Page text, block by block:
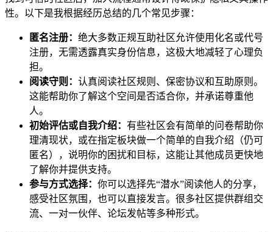
性。以下是我根据经历总结的几个常见步骤：
匿名注册： 绝大多数正规互助社区允许使用化名或代号
注册，无需透露真实身份信息，这极大地减轻了心理负
担。
阅读守则： 认真阅读社区规则、保密协议和互助原则。
这能帮助你了解这个空间是否适合你，并承诺尊重他
人。
初始评估或自我介绍： 有些社区会有简单的问卷帮助你
理清现状，或在指定板块做一个简单的自我介绍（仍可
匿名），说明你的困扰和目标，这能让其他成员更快地
了解你并提供支持。
参与方式选择： 你可以选择先“潜水”阅读他人的分享，
感受社区氛围，也可以直接发言。很多社区提供群组交
流、一对一伙伴、论坛发帖等多种形式。